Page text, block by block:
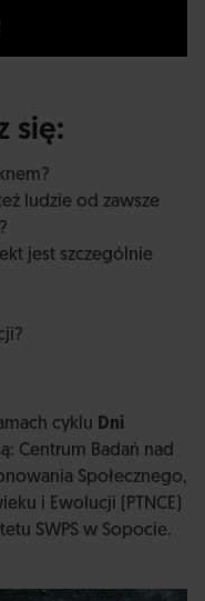
się:
ludzie od zawsze
jest szczególnie
cyklu Dni
Centrum Badań nad
Społecznego,
i Ewolucji (PTNCE)
SWPS w Sopocie.